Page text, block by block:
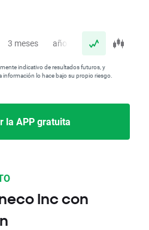
3 meses año
indicativo de resultados futuros, y
información lo hace bajo su propio riesgo.
la APP gratuita
Inc con